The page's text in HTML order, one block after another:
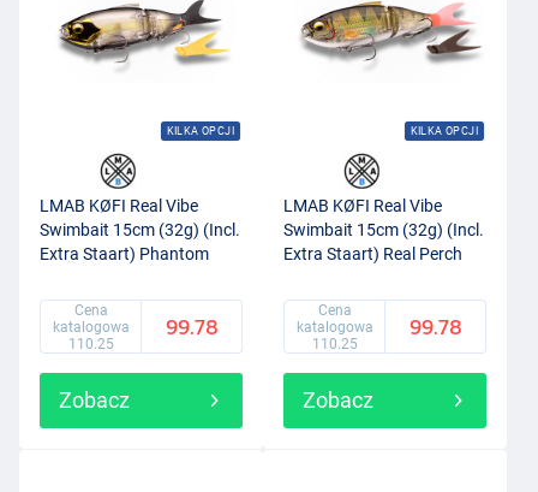
KILKA OPCJI
LMAB KØFI Real Vibe
Swimbait 15cm (32g) (Incl.
Extra Staart) Phantom
Cena
katalogowa
110.25
99.78
Zobacz
KILKA OPCJI
LMAB KØFI Real Vibe
Swimbait 15cm (32g) (Incl.
Extra Staart) Real Perch
Cena
katalogowa
110.25
99.78
Zobacz